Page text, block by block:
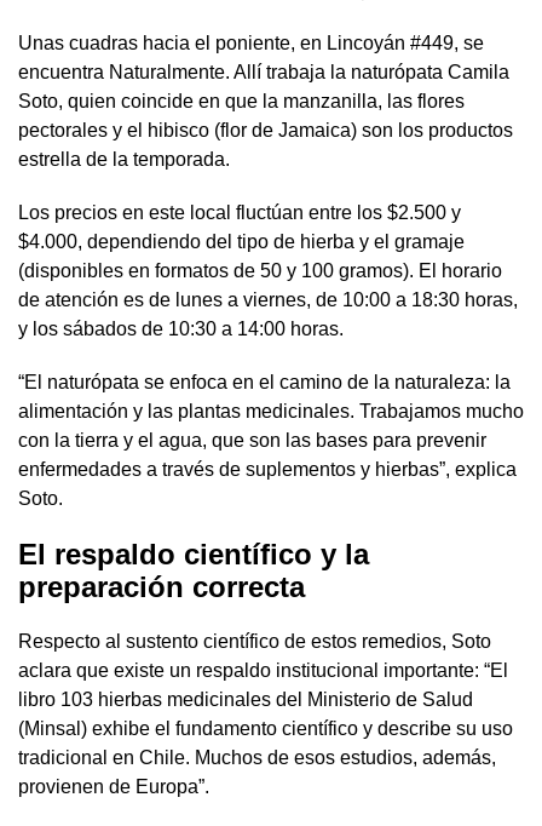
Unas cuadras hacia el poniente, en Lincoyán #449, se
encuentra Naturalmente. Allí trabaja la naturópata Camila
Soto, quien coincide en que la manzanilla, las flores
pectorales y el hibisco (flor de Jamaica) son los productos
estrella de la temporada.
Los precios en este local fluctúan entre los $2.500 y
$4.000, dependiendo del tipo de hierba y el gramaje
(disponibles en formatos de 50 y 100 gramos). El horario
de atención es de lunes a viernes, de 10:00 a 18:30 horas,
y los sábados de 10:30 a 14:00 horas.
“El naturópata se enfoca en el camino de la naturaleza: la
alimentación y las plantas medicinales. Trabajamos mucho
con la tierra y el agua, que son las bases para prevenir
enfermedades a través de suplementos y hierbas”, explica
Soto.
El respaldo científico y la
preparación correcta
Respecto al sustento científico de estos remedios, Soto
aclara que existe un respaldo institucional importante: “El
libro 103 hierbas medicinales del Ministerio de Salud
(Minsal) exhibe el fundamento científico y describe su uso
tradicional en Chile. Muchos de esos estudios, además,
provienen de Europa”.